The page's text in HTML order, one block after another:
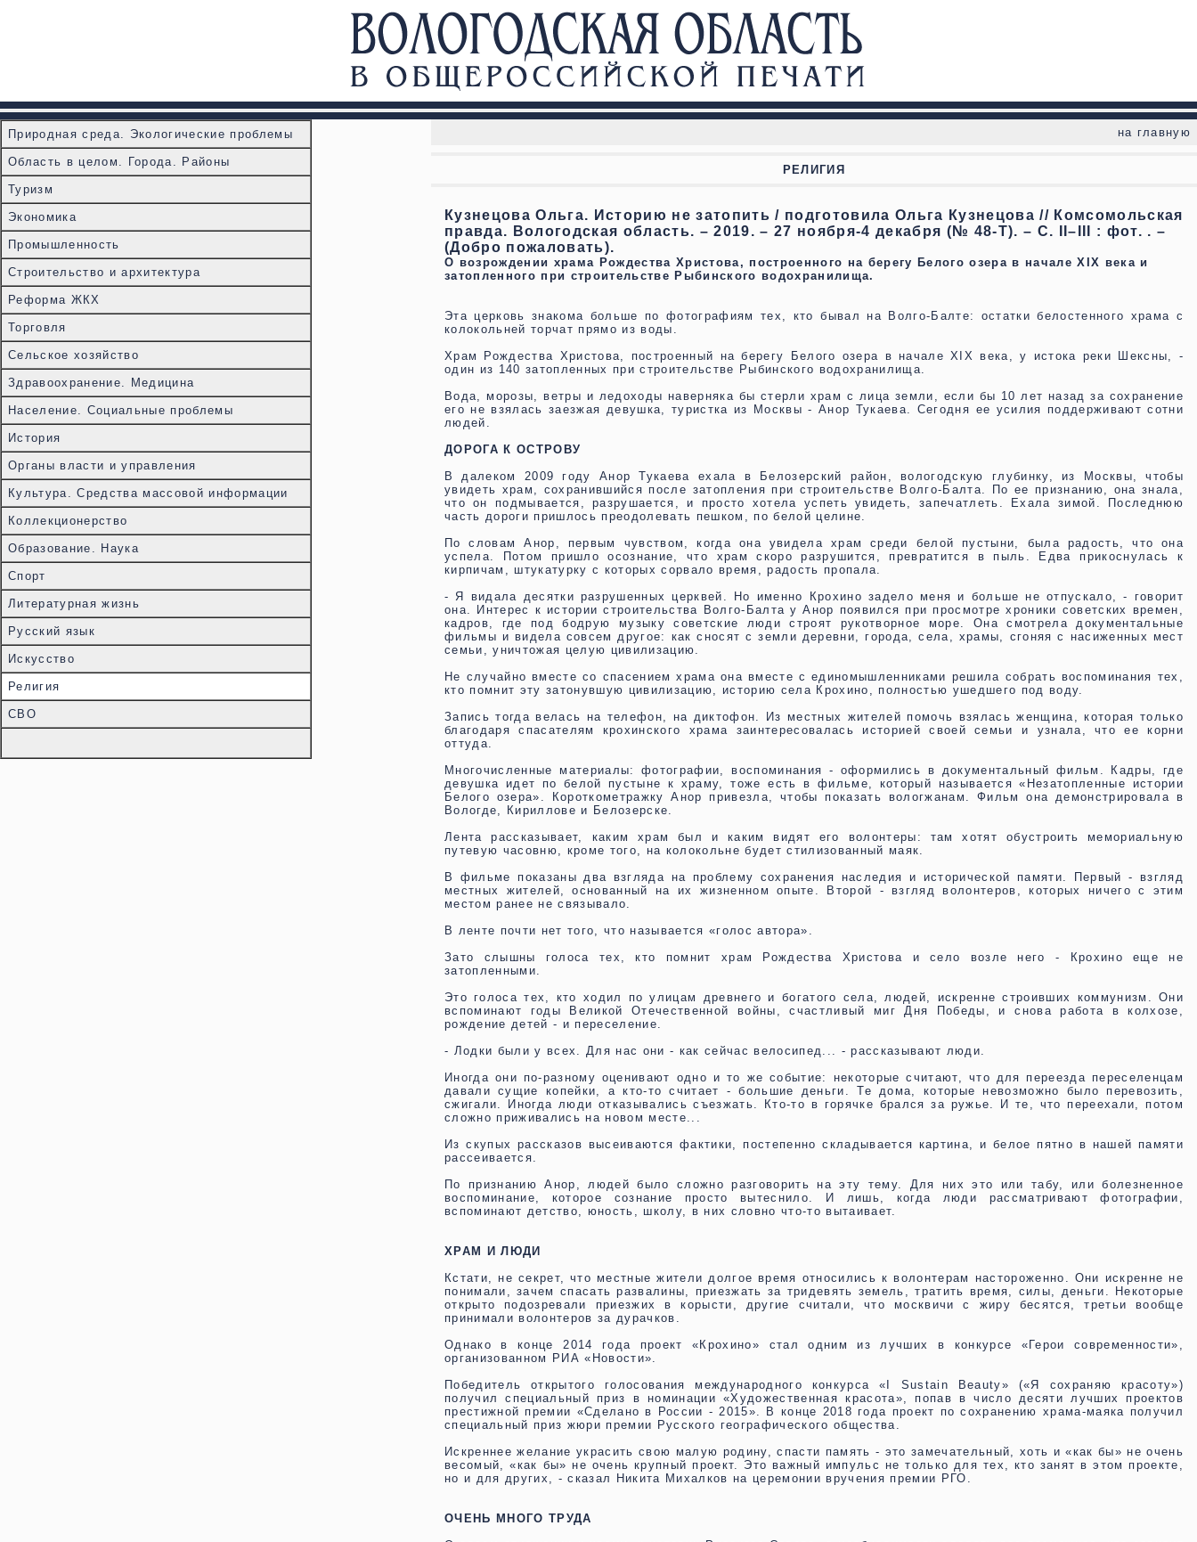
Природная среда. Экологические проблемы
Область в целом. Города. Районы
Туризм
Экономика
Промышленность
Строительство и архитектура
Реформа ЖКХ
Торговля
Сельское хозяйство
Здравоохранение. Медицина
Население. Социальные проблемы
История
Органы власти и управления
Культура. Средства массовой информации
Коллекционерство
Образование. Наука
Спорт
Литературная жизнь
Русский язык
Искусство
Религия
СВО
на главную
РЕЛИГИЯ
Кузнецова Ольга. Историю не затопить / подготовила Ольга Кузнецова // Комсомольская
правда. Вологодская область. – 2019. – 27 ноября-4 декабря (№ 48-Т). – С. II–III : фот. . –
(Добро пожаловать).
О возрождении храма Рождества Христова, построенного на берегу Белого озера в начале XIX века и
затопленного при строительстве Рыбинского водохранилища.
Эта церковь знакома больше по фотографиям тех, кто бывал на Волго-Балте: остатки белостенного храма с
колокольней торчат прямо из воды.
Храм Рождества Христова, построенный на берегу Белого озера в начале XIX века, у истока реки Шексны, -
один из 140 затопленных при строительстве Рыбинского водохранилища.
Вода, морозы, ветры и ледоходы наверняка бы стерли храм с лица земли, если бы 10 лет назад за сохранение
его не взялась заезжая девушка, туристка из Москвы - Анор Тукаева. Сегодня ее усилия поддерживают сотни
людей.
ДОРОГА К ОСТРОВУ
В далеком 2009 году Анор Тукаева ехала в Белозерский район, вологодскую глубинку, из Москвы, чтобы
увидеть храм, сохранившийся после затопления при строительстве Волго-Балта. По ее признанию, она знала,
что он подмывается, разрушается, и просто хотела успеть увидеть, запечатлеть. Ехала зимой. Последнюю
часть дороги пришлось преодолевать пешком, по белой целине.
По словам Анор, первым чувством, когда она увидела храм среди белой пустыни, была радость, что она
успела. Потом пришло осознание, что храм скоро разрушится, превратится в пыль. Едва прикоснулась к
кирпичам, штукатурку с которых сорвало время, радость пропала.
- Я видала десятки разрушенных церквей. Но именно Крохино задело меня и больше не отпускало, - говорит
она. Интерес к истории строительства Волго-Балта у Анор появился при просмотре хроники советских времен,
кадров, где под бодрую музыку советские люди строят рукотворное море. Она смотрела документальные
фильмы и видела совсем другое: как сносят с земли деревни, города, села, храмы, сгоняя с насиженных мест
семьи, уничтожая целую цивилизацию.
Не случайно вместе со спасением храма она вместе с единомышленниками решила собрать воспоминания тех,
кто помнит эту затонувшую цивилизацию, историю села Крохино, полностью ушедшего под воду.
Запись тогда велась на телефон, на диктофон. Из местных жителей помочь взялась женщина, которая только
благодаря спасателям крохинского храма заинтересовалась историей своей семьи и узнала, что ее корни
оттуда.
Многочисленные материалы: фотографии, воспоминания - оформились в документальный фильм. Кадры, где
девушка идет по белой пустыне к храму, тоже есть в фильме, который называется «Незатопленные истории
Белого озера». Короткометражку Анор привезла, чтобы показать вологжанам. Фильм она демонстрировала в
Вологде, Кириллове и Белозерске.
Лента рассказывает, каким храм был и каким видят его волонтеры: там хотят обустроить мемориальную
путевую часовню, кроме того, на колокольне будет стилизованный маяк.
В фильме показаны два взгляда на проблему сохранения наследия и исторической памяти. Первый - взгляд
местных жителей, основанный на их жизненном опыте. Второй - взгляд волонтеров, которых ничего с этим
местом ранее не связывало.
В ленте почти нет того, что называется «голос автора».
Зато слышны голоса тех, кто помнит храм Рождества Христова и село возле него - Крохино еще не
затопленными.
Это голоса тех, кто ходил по улицам древнего и богатого села, людей, искренне строивших коммунизм. Они
вспоминают годы Великой Отечественной войны, счастливый миг Дня Победы, и снова работа в колхозе,
рождение детей - и переселение.
- Лодки были у всех. Для нас они - как сейчас велосипед... - рассказывают люди.
Иногда они по-разному оценивают одно и то же событие: некоторые считают, что для переезда переселенцам
давали сущие копейки, а кто-то считает - большие деньги. Те дома, которые невозможно было перевозить,
сжигали. Иногда люди отказывались съезжать. Кто-то в горячке брался за ружье. И те, что переехали, потом
сложно приживались на новом месте...
Из скупых рассказов высеиваются фактики, постепенно складывается картина, и белое пятно в нашей памяти
рассеивается.
По признанию Анор, людей было сложно разговорить на эту тему. Для них это или табу, или болезненное
воспоминание, которое сознание просто вытеснило. И лишь, когда люди рассматривают фотографии,
вспоминают детство, юность, школу, в них словно что-то вытаивает.
ХРАМ И ЛЮДИ
Кстати, не секрет, что местные жители долгое время относились к волонтерам настороженно. Они искренне не
понимали, зачем спасать развалины, приезжать за тридевять земель, тратить время, силы, деньги. Некоторые
открыто подозревали приезжих в корысти, другие считали, что москвичи с жиру бесятся, третьи вообще
принимали волонтеров за дурачков.
Однако в конце 2014 года проект «Крохино» стал одним из лучших в конкурсе «Герои современности»,
организованном РИА «Новости».
Победитель открытого голосования международного конкурса «I Sustain Beauty» («Я сохраняю красоту»)
получил специальный приз в номинации «Художественная красота», попав в число десяти лучших проектов
престижной премии «Сделано в России - 2015». В конце 2018 года проект по сохранению храма-маяка получил
специальный приз жюри премии Русского географического общества.
Искреннее желание украсить свою малую родину, спасти память - это замечательный, хоть и «как бы» не очень
весомый, «как бы» не очень крупный проект. Это важный импульс не только для тех, кто занят в этом проекте,
но и для других, - сказал Никита Михалков на церемонии вручения премии РГО.
ОЧЕНЬ МНОГО ТРУДА